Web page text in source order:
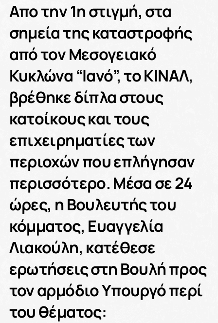
Aπο την 1η στιγμή, στα
σημεία της καταστροφής
από τον Μεσογειακό
Κυκλώνα “Ιανό”, το ΚΙΝΑΛ,
βρέθηκε δίπλα στους
κατοίκους και τους
επιχειρηματίες των
περιοχών που επλήγησαν
περισσότερο. Μέσα σε 24
ώρες, η Βουλευτής του
κόμματος, Ευαγγελία
Λιακούλη, κατέθεσε
ερωτήσεις στη Βουλή προς
τον αρμόδιο Υπουργό περί
του θέματος: